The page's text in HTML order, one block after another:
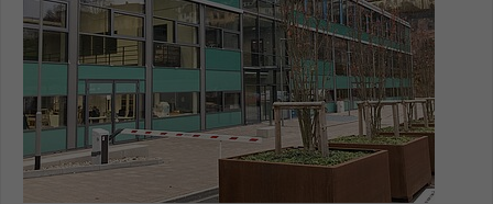
Dieser Cookie teilt der Webseite mit, ob
ein Besucher im Typo3-Backend
angemeldet ist und Rechte besitzt diese